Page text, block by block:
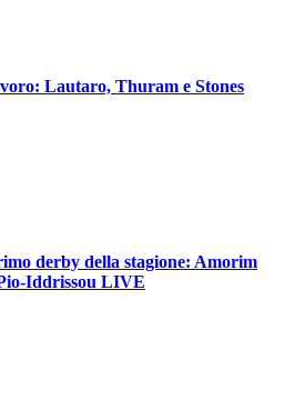
Lautaro, Thuram e Stones
derby della stagione: Amorim
Iddrissou LIVE